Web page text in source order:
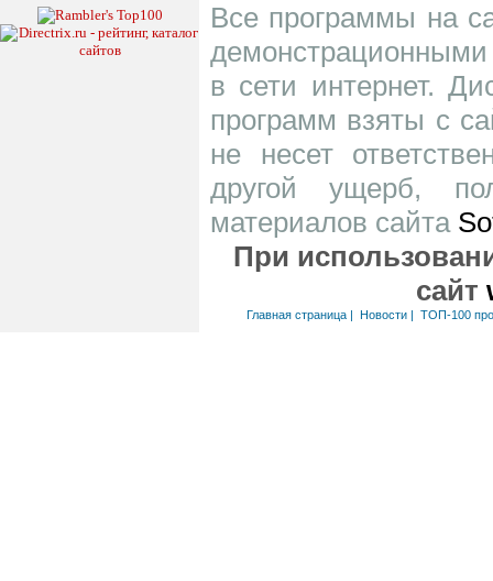
Все программы на
в сети интернет.
программ взяты с
не несет
другой ущерб,
материалов сайта
При
сайт
Главная страница| Новости| ТОП-100